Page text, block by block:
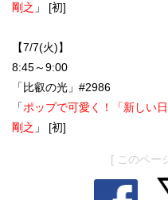
剛之 」 [初]
【7/7(火)】
8:45～9:00
「比叡の光」#2986
「ポップで可愛く！「新しい
剛之 」 [初]
[ このペー